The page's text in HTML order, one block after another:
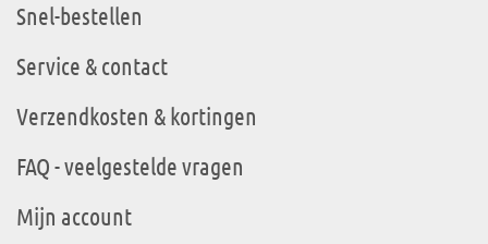
Snel-bestellen
Service & contact
Verzendkosten & kortingen
FAQ - veelgestelde vragen
Mijn account